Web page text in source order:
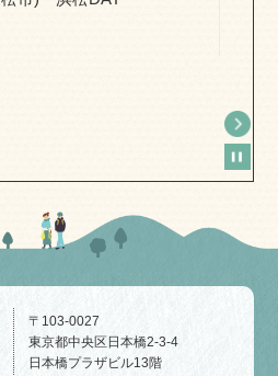
〒103-0027
東京都中央区日本橋2-3-4
日本橋プラザビル13階